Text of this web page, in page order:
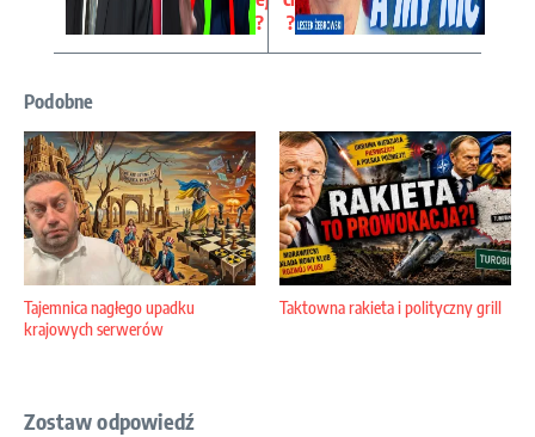
?
?
Podobne
Tajemnica nagłego upadku
krajowych serwerów
Taktowna rakieta i polityczny grill
Zostaw odpowiedź